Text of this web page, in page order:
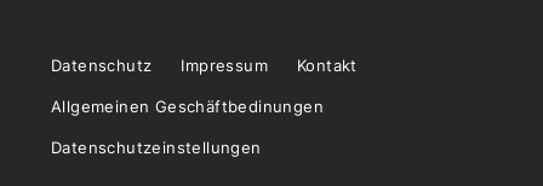
Datenschutz Impressum Kontakt
Allgemeinen Geschäftbedinungen
Datenschutzeinstellungen